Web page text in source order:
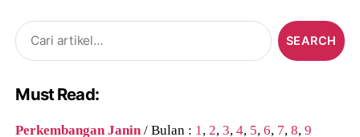
Search
for:
Must Read:
Perkembangan Janin/ Bulan : 1,2,3,4, 5,6, 7,8,9